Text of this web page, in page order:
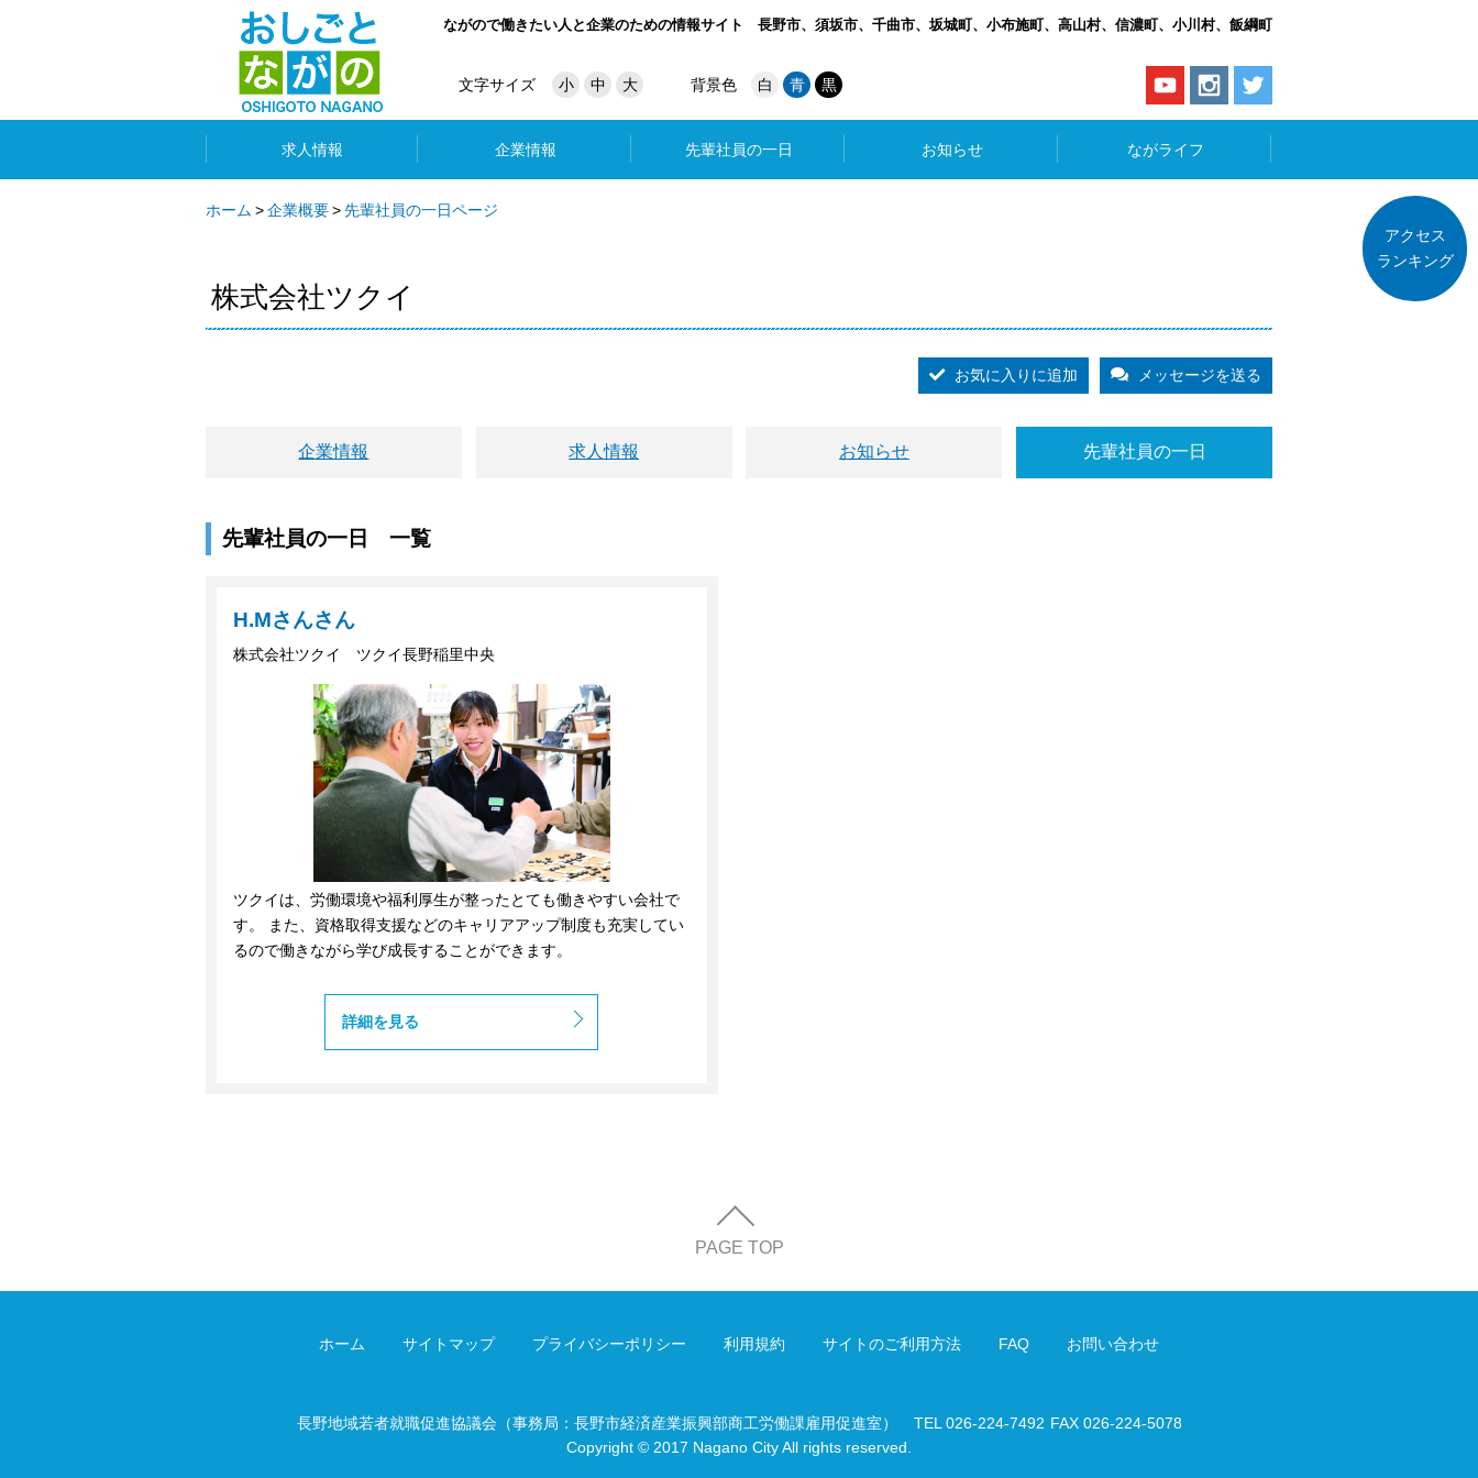
ながので働きたい人と企業のための情報サイト 長野市、須坂市、千曲市、坂城町、小布施町、高山村、信濃町、小川村、飯綱町
文字サイズ 小 中 大 背景色 白 青 黒
求人情報 企業情報 先輩社員の一日 お知らせ ながライフ
ホーム 企業概要 先輩社員の一日ページ
株式会社ツクイ
お気に入りに追加 メッセージを送る
企業情報 求人情報 お知らせ 先輩社員の一日
先輩社員の一日 一覧
H.Mさんさん
株式会社ツクイ ツクイ長野稲里中央
ツクイは、労働環境や福利厚生が整ったとても働きやすい会社で
す。 また、資格取得支援などのキャリアアップ制度も充実してい
るので働きながら学び成長することができます。
詳細を見る
アクセス
ランキング
PAGE TOP
ホーム サイトマップ プライバシーポリシー 利用規約 サイトのご利用方法 FAQ お問い合わせ
長野地域若者就職促進協議会（事務局：長野市経済産業振興部商工労働課雇用促進室） TEL 026-224-7492 FAX 026-224-5078
Copyright © 2017 Nagano City All rights reserved.